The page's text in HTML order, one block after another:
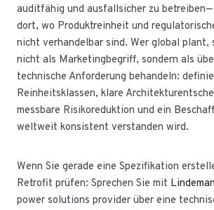
auditfähig und ausfallsicher zu
dort, wo Produktreinheit und
nicht verhandelbar sind. Wer global plant,
nicht als Marketingbegriff, sondern als
technische Anforderung behandeln:
Reinheitsklassen, klare
messbare Risikoreduktion und ein
weltweit konsistent verstanden wird.
Wenn Sie gerade eine Spezifikation
Retrofit prüfen: Sprechen Sie mit
power solutions provider über eine